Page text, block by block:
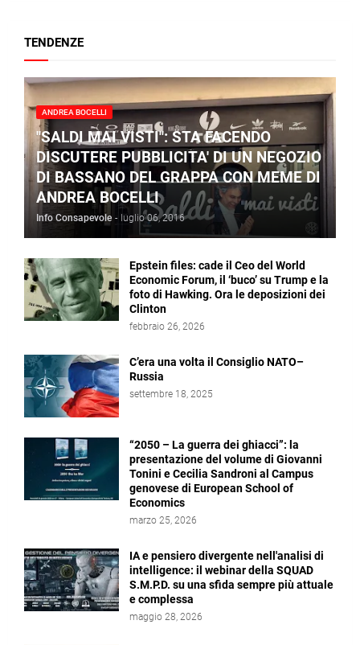
TENDENZE
ANDREA BOCELLI
"SALDI MAI VISTI": STA FACENDO
DISCUTERE PUBBLICITA' DI UN NEGOZIO
DI BASSANO DEL GRAPPA CON MEME DI
ANDREA BOCELLI
Info Consapevole - luglio 06, 2016
Epstein files: cade il Ceo del World
Economic Forum, il ‘buco’ su Trump e la
foto di Hawking. Ora le deposizioni dei
Clinton
febbraio 26, 2026
C’era una volta il Consiglio NATO–
Russia
settembre 18, 2025
“2050 – La guerra dei ghiacci”: la
presentazione del volume di Giovanni
Tonini e Cecilia Sandroni al Campus
genovese di European School of
Economics
marzo 25, 2026
IA e pensiero divergente nell'analisi di
intelligence: il webinar della SQUAD
S.M.P.D. su una sfida sempre più attuale
e complessa
maggio 28, 2026